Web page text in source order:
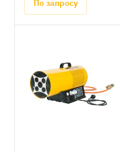
По запросу